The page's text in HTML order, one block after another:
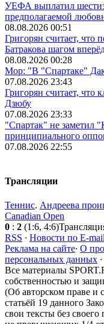
УЕФА выплатил
предполагаемой
08.08.2026 00:51
Григорян считает, что
Батракова шагом
08.08.2026 00:28
Мор: "В "Спартаке"
07.08.2026 23:43
Григорян считает, что
Дзюбу
07.08.2026 23:33
"Спартак" не заметил
принципиального
07.08.2026 22:55
Трансляции
Теннис. Андреева
Canadian Open
0 : 2 (1:6, 4:6)
RSS · Новости по E-mail
Реклама на сайте· О
персональных данных ·
Все материалы
собственностью и
(Об авторском праве и
статьёй 19 данного
свои тексты без